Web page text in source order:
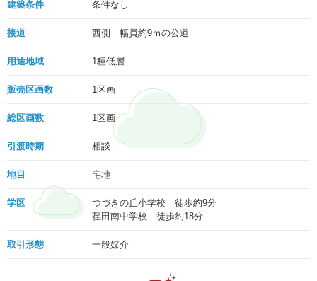
建築条件 条件なし
接道 西側 幅員約9ｍの公道
用途地域 1種低層
販売区画数 1区画
総区画数 1区画
引渡時期 相談
地目 宅地
学区
つづきの丘小学校 徒歩約9分
荏田南中学校 徒歩約18分
取引形態 一般媒介